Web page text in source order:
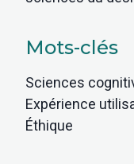
Mots-clés
Sciences
Expérience
Éthique